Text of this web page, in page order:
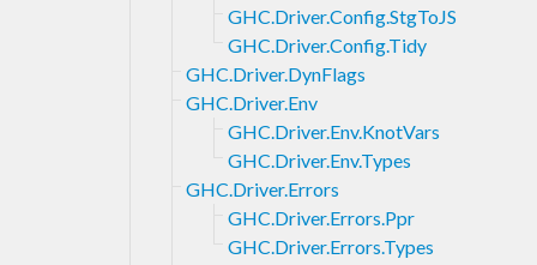
GHC.Driver.Config.StgToJS
GHC.Driver.Config.Tidy
GHC.Driver.DynFlags
GHC.Driver.Env
GHC.Driver.Env.KnotVars
GHC.Driver.Env.Types
GHC.Driver.Errors
GHC.Driver.Errors.Ppr
GHC.Driver.Errors.Types